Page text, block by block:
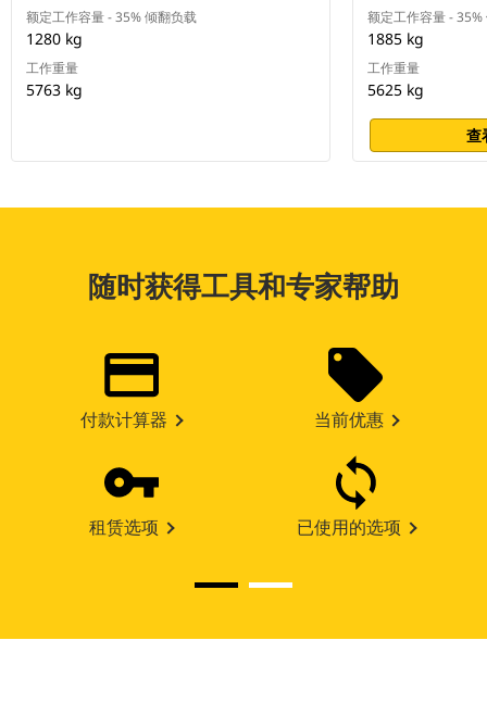
额定工作容量 - 35% 倾翻负载
1280 kg
工作重量
5763 kg
额定工作容量 - 35%
1885 kg
工作重量
5625 kg
查
随时获得工具和专家帮助
付款计算器 当前优惠
租赁选项 已使用的选项